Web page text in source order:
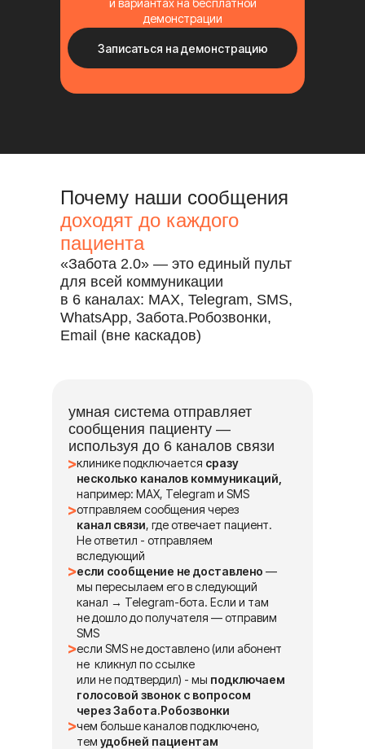
и вариантах на бесплатной
демонстрации
Записаться на демонстрацию
умная система отправляет
сообщения пациенту —
используя до 6 каналов связи
клинике подключается сразу
несколько каналов коммуникаций,
например: MAX, Telegram и SMS
отправляем сообщения через
канал связи, где отвечает пациент.
Не ответил - отправляем
вследующий
если сообщение не доставлено —
мы пересылаем его в следующий
канал → Telegram-бота. Если и там
не дошло до получателя — отправим
SMS
если SMS не доставлено (или абонент
не кликнул по ссылке
или не подтвердил) - мы подключаем
голосовой звонок с вопросом
черезЗабота.Робозвонки
чем больше каналов подключено,
тем удобней пациентам
Почему наши сообщения
доходят до каждого
пациента
«Забота 2.0» — это единый пульт
для всей коммуникации
в 6 каналах: MAX, Telegram, SMS,
WhatsApp, Забота.Робозвонки,
Email (вне каскадов)